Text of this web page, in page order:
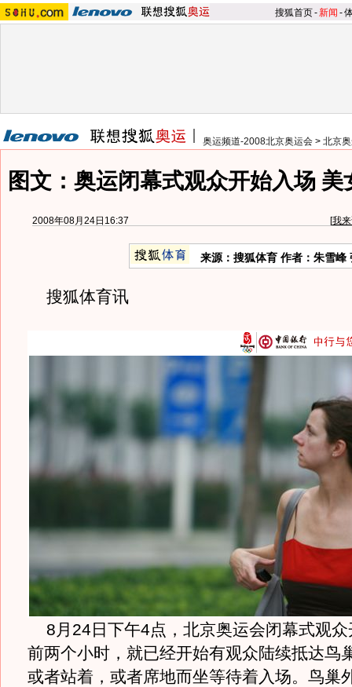
搜狐首页-新闻 -
奥运频道-2008北京奥运会 > 北京
图文：奥运闭幕式观众开始入场 美
2008年08月24日16:37 [我
来源：搜狐体育 作者：朱雪峰
搜狐体育讯
8月24日下午4点，北京奥运会闭幕式观
前两个小时，就已经开始有观众陆续抵达鸟
或者站着，或者席地而坐等待着入场。鸟巢